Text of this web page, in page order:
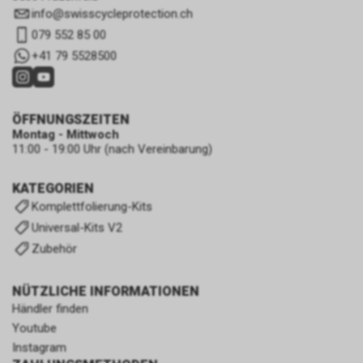
info@swisscycleprotection.ch
079 552 85 00
+41 79 5528500
KATEGORIEN
Komplettfolierung-Kits
Universal-Kits V2
Zubehör
NÜTZLICHE INFORMATIONEN
Händler finden
Youtube
Instagram
ÖFFNUNGSZEITEN
Montag - Mittwoch
11:00 - 19:00 Uhr (nach Vereinbarung)